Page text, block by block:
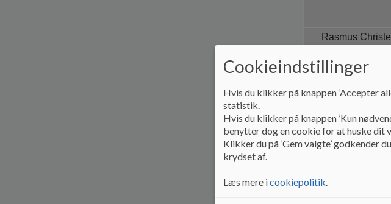
Rasmus
Cookieindstillinger
Hvis du klikker på knappen ’Accepter
statistik.
Hvis du klikker på knappen ’Kun
benytter dog en cookie for at huske dit
Klikker du på ’Gem valgte’ godkender
krydset af.
Læs mere icookiepolitik.